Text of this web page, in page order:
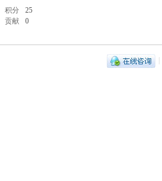
积分 25
贡献 0